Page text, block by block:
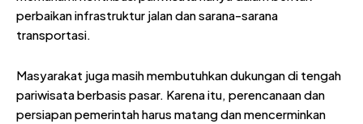
perbaikan infrastruktur jalan dan sarana-sarana
transportasi.
Masyarakat juga masih membutuhkan dukungan di tengah
pariwisata berbasis pasar. Karena itu, perencanaan dan
persiapan pemerintah harus matang dan mencerminkan